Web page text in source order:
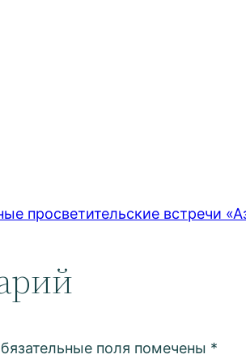
просветительские встречи
поля помечены *